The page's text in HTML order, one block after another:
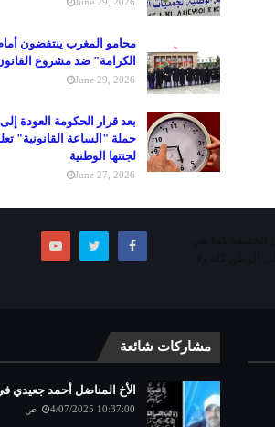
محامو المغرب ينتفضون
الكرامة" ضد مشروع
June 29, 2026
بعد قرار الحكومة العودة
حملة "الساعة القانونية"
لجنتها الوطنية
June 27, 2026
مشاركات شائعة
الأخ المناضل أحمد جعيدي
4/07/2025 10:37:00 ص